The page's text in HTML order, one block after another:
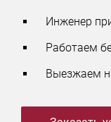
Инженер
Работаем
Выезжаем